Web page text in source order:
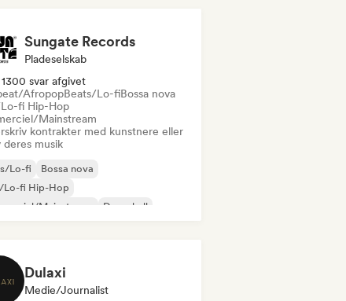
Sungate Records
Pladeselskab
1300 svar afgivet
AfropopBeats/Lo-fiBossa nova
fi Hip-Hop
Mainstream
kontrakter med kunstnere eller
deres musik
Lo-fi
Bossa nova
Lo-fi Hip-Hop
Mainstream
Dancehall
Dulaxi
Medie/journalist